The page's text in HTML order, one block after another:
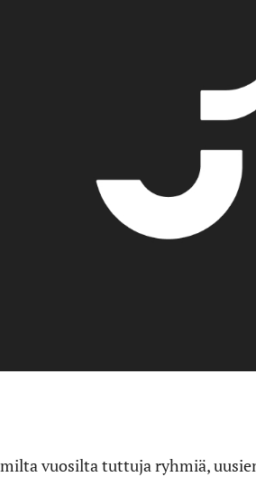
vuosilta tuttuja ryhmiä,